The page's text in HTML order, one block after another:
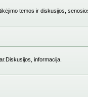
temos ir diskusijos,
informacija.